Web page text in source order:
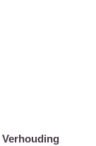
Verhouding